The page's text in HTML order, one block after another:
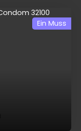
Ein Muss